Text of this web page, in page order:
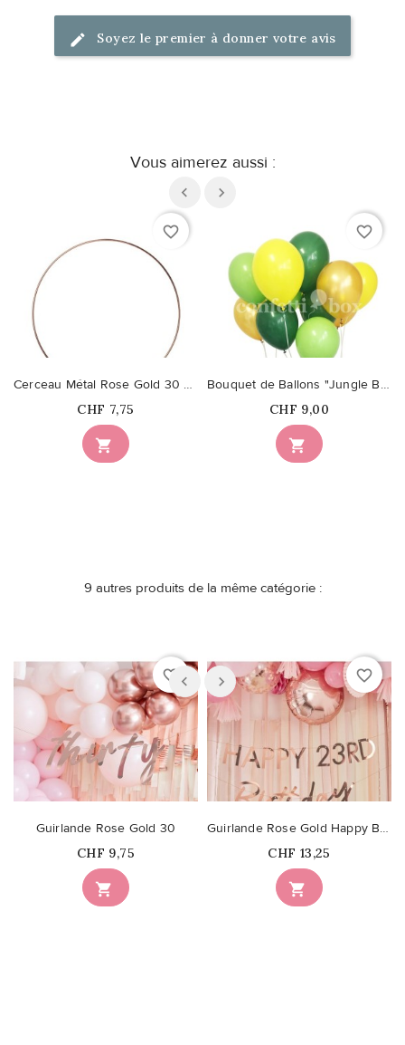
Soyez le premier à donner votre avis
Vous aimerez aussi :
favorite_border

Cerceau Métal Rose Gold 30 cm
Prix
CHF 7,75
favorite_border

Bouquet de Ballons "Jungle Boogie"
Prix
CHF 9,00
9 autres produits de la même catégorie :
favorite_border

Guirlande Rose Gold 30
Prix
CHF 9,75
favorite_border

Guirlande Rose Gold Happy Birthday Personnalisable
Prix
CHF 13,25